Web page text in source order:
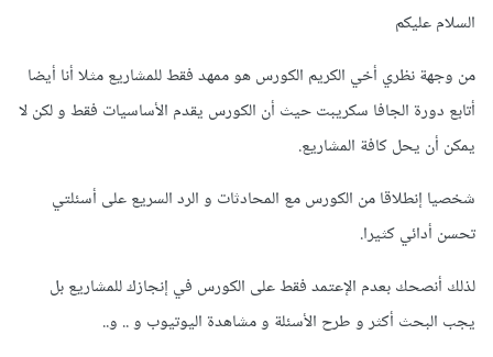
السلام عليكم
من وجهة نظري أخي الكريم الكورس هو ممهد فقط للمشاريع مثلا أنا أيضا
أتابع دورة الجافا سكريبت حيث أن الكورس يقدم الأساسيات فقط و لكن لا
يمكن أن يحل كافة المشاريع.
شخصيا إنطلاقا من الكورس مع المحادثات و الرد السريع على أسئلتي
تحسن أدائي كثيرا.
لذلك أنصحك بعدم الإعتمد فقط على الكورس في إنجازك للمشاريع بل
يجب البحث أكثر و طرح الأسئلة و مشاهدة اليوتيوب و .. و..